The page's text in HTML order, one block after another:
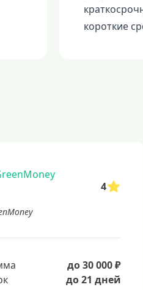
короткие
4
до 30 000 ₽
до 21 дней